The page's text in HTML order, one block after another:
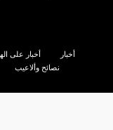
أخبار أخبار على
نصائح وألاعيب